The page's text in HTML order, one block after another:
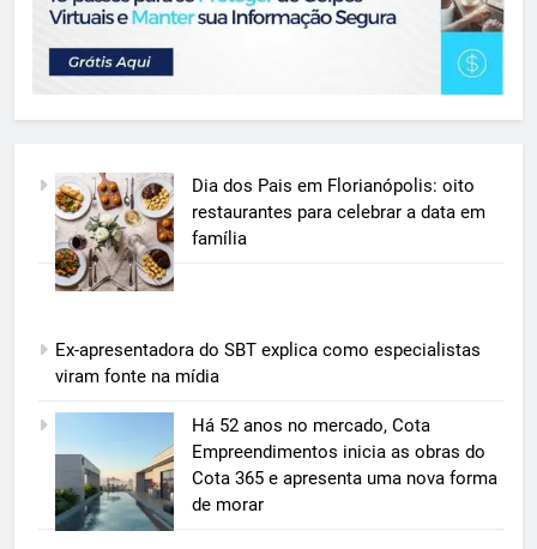
Dia dos Pais em Florianópolis: oito
restaurantes para celebrar a data em
família
Ex-apresentadora do SBT explica como especialistas
viram fonte na mídia
Há 52 anos no mercado, Cota
Empreendimentos inicia as obras do
Cota 365 e apresenta uma nova forma
de morar
5
Grupo Pereira lança iniciativa
pioneira e escalável de
aproveitamento de frutas, legumes
ECONOMIA & NEGÓCIOS